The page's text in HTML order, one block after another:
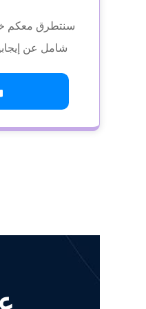
سنتطرق معكم
شامل عن